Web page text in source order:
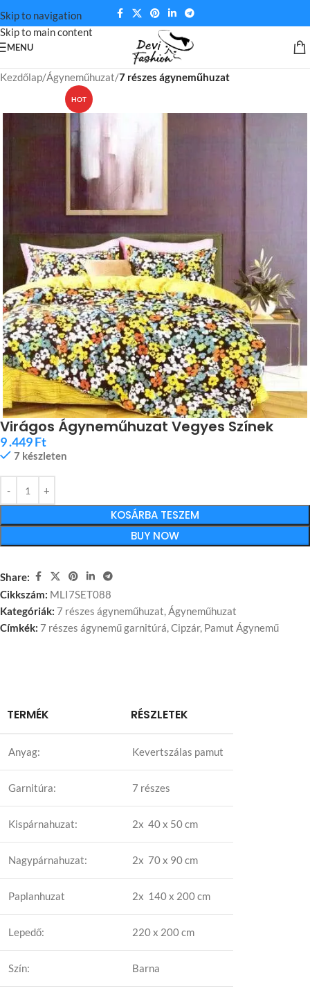
Skip to navigation
Skip to main content
MENU
Kezdőlap Ágyneműhuzat 7 részes ágyneműhuzat
HOT
Virágos Ágyneműhuzat Vegyes Színek
9 .449Ft
7 készleten
KOSÁRBA TESZEM
BUY NOW
Share:
Cikkszám: MLI7SET088
Kategóriák: 7 részes ágyneműhuzat,Ágyneműhuzat
Címkék: 7 részes ágynemű garnitúrá,Cipzár, Pamut Ágynemű
TERMÉK RÉSZLETEK
Anyag: Kevertszálas pamut
Garnitúra: 7 részes
Kispárnahuzat: 2x 40 x 50 cm
Nagypárnahuzat: 2x 70 x 90 cm
Paplanhuzat 2x 140 x 200 cm
Lepedő: 220 x 200 cm
Szín: Barna